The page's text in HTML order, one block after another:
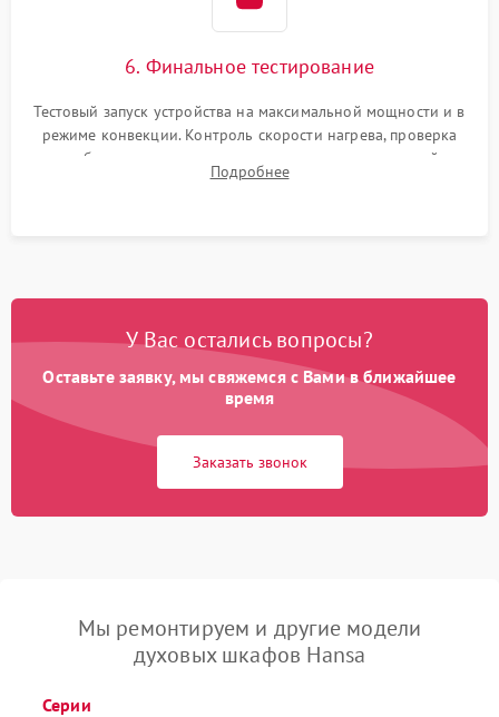
6. Финальное тестирование
Тестовый запуск устройства на максимальной мощности и в
режиме конвекции. Контроль скорости нагрева, проверка
срабатывания термостата при достижении заданной
температуры и тест на отсутствие утечек тока.
Подробнее
У Вас остались вопросы?
Оставьте заявку, мы свяжемся с Вами в ближайшее
время
Заказать звонок
Мы ремонтируем и другие модели
духовых шкафов Hansa
Серии